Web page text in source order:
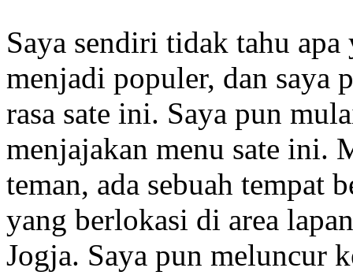
Saya sendiri tidak tahu
menjadi populer, dan saya
rasa sate ini. Saya pun
menjajakan menu sate ini.
teman, ada sebuah tempat
yang berlokasi di area
Jogja. Saya pun meluncur